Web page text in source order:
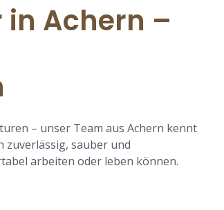
in Achern –
– unser Team aus Achern kennt
sauber und
arbeiten oder leben können.